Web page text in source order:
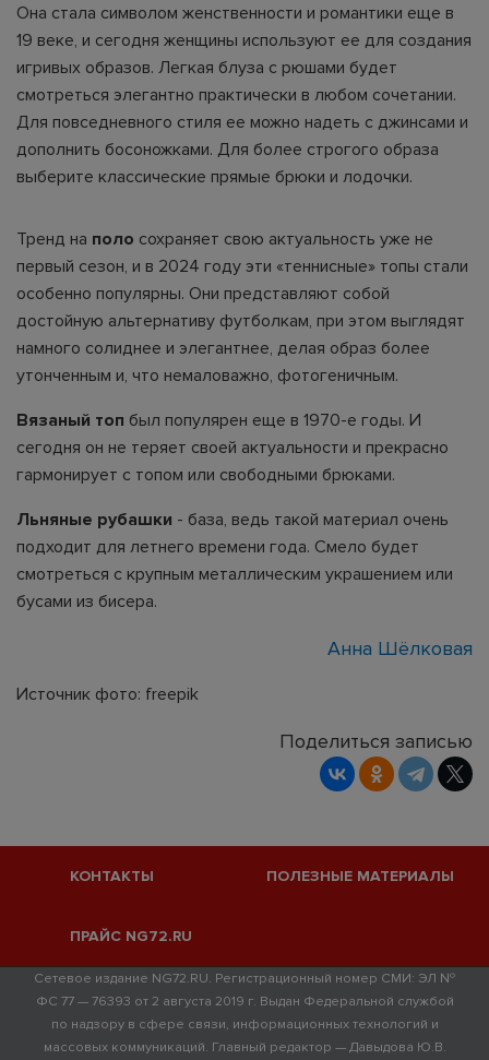
Она стала символом женственности и романтики еще в
19 веке, и сегодня женщины используют ее для создания
игривых образов. Легкая блуза с рюшами будет
смотреться элегантно практически в любом сочетании.
Для повседневного стиля ее можно надеть с джинсами и
дополнить босоножками. Для более строгого образа
выберите классические прямые брюки и лодочки.
Тренд на поло сохраняет свою актуальность уже не
первый сезон, и в 2024 году эти «теннисные» топы стали
особенно популярны. Они представляют собой
достойную альтернативу футболкам, при этом выглядят
намного солиднее и элегантнее, делая образ более
утонченным и, что немаловажно, фотогеничным.
Вязаный топ был популярен еще в 1970-е годы. И
сегодня он не теряет своей актуальности и прекрасно
гармонирует с топом или свободными брюками.
Льняные рубашки - база, ведь такой материал очень
подходит для летнего времени года. Смело будет
смотреться с крупным металлическим украшением или
бусами из бисера.
Анна Шёлковая
Источник фото: freepik
Поделиться записью
КОНТАКТЫ ПОЛЕЗНЫЕ МАТЕРИАЛЫ
ПРАЙС NG72.RU
Сетевое издание NG72.RU. Регистрационный номер СМИ: ЭЛ №
ФС 77 — 76393 от 2 августа 2019 г. Выдан Федеральной службой
по надзору в сфере связи, информационных технологий и
массовых коммуникаций. Главный редактор — Давыдова Ю.В.